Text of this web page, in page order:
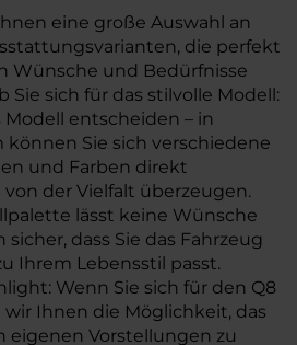
eine große Auswahl an
die perfekt
Wünsche und Bedürfnisse
Sie sich für das stilvolle Modell:
Modell entscheiden – in
Sie sich verschiedene
und Farben direkt
der Vielfalt überzeugen.
lässt keine Wünsche
dass Sie das Fahrzeug
Ihrem Lebensstil passt.
Wenn Sie sich für den Q8
Ihnen die Möglichkeit, das
eigenen Vorstellungen zu